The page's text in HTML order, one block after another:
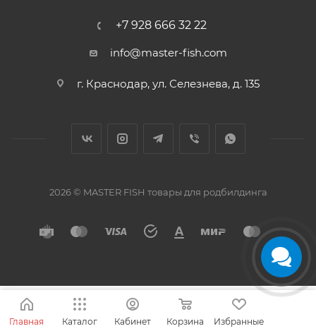
+7 928 666 32 22
info@master-fish.com
г. Краснодар, ул. Селезнева, д. 135
2026 © MASTER FISH товары для родбилдинга
Главная Каталог Кабинет Корзина Избранные